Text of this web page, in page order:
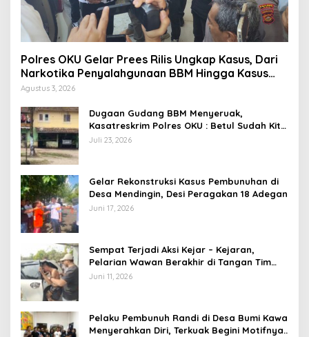
Polres OKU Gelar Prees Rilis Ungkap Kasus, Dari
Narkotika Penyalahgunaan BBM Hingga Kasus
Korupsi
Agustus 3, 2026
Dugaan Gudang BBM Menyeruak,
Kasatreskrim Polres OKU : Betul Sudah Kita
Pasang Police Line
Juli 23, 2026
Gelar Rekonstruksi Kasus Pembunuhan di
Desa Mendingin, Desi Peragakan 18 Adegan
Juni 17, 2026
Sempat Terjadi Aksi Kejar – Kejaran,
Pelarian Wawan Berakhir di Tangan Tim
Opsnal Polsek Lubuk Batang, Kaki
Juni 11, 2026
Pelaku Pembunuh Randi di Desa Bumi Kawa
Menyerahkan Diri, Terkuak Begini Motifnya..